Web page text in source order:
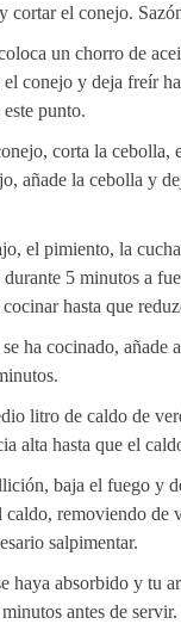
cortar el conejo.
un chorro de
conejo y deja freír
punto.
corta la cebolla,
añade la cebolla y
el pimiento, la
5 minutos a
hasta que
ha cocinado, añade
litro de caldo de
alta hasta que el
baja el fuego y
caldo, removiendo
salpimentar.
haya absorbido y tu
antes de